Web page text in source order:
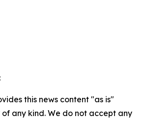
this news content "as is"
any kind. We do not accept any